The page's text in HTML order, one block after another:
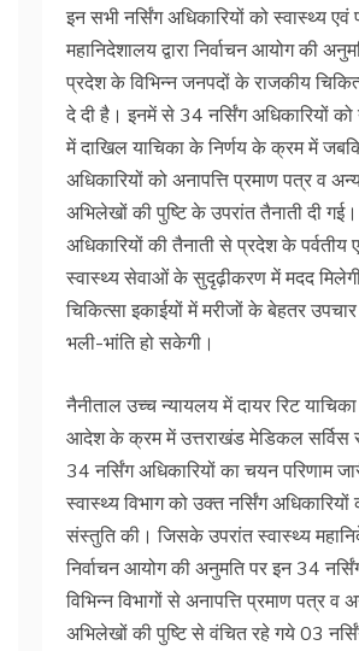
इन सभी नर्सिंग अधिकारियों को स्वास्थ्य एवं
महानिदेशालय द्वारा निर्वाचन आयोग की
प्रदेश के विभिन्न जनपदों के राजकीय
दे दी है। इनमें से 34 नर्सिंग अधिकारियों को
में दाखिल याचिका के निर्णय के क्रम में
अधिकारियों को अनापत्ति प्रमाण पत्र व
अभिलेखों की पुष्टि के उपरांत तैनाती दी
अधिकारियों की तैनाती से प्रदेश के पर्वतीय
स्वास्थ्य सेवाओं के सुदृढ़ीकरण में मदद
चिकित्सा इकाईयों में मरीजों के बेहतर
भली-भांति हो सकेगी।
नैनीताल उच्च न्यायलय में दायर रिट
आदेश के क्रम में उत्तराखंड मेडिकल सर्विस
34 नर्सिंग अधिकारियों का चयन परिणाम
स्वास्थ्य विभाग को उक्त नर्सिंग अधिकारियों
संस्तुति की। जिसके उपरांत स्वास्थ्य
निर्वाचन आयोग की अनुमति पर इन 34
विभिन्न विभागों से अनापत्ति प्रमाण पत्र व
अभिलेखों की पुष्टि से वंचित रहे गये 03